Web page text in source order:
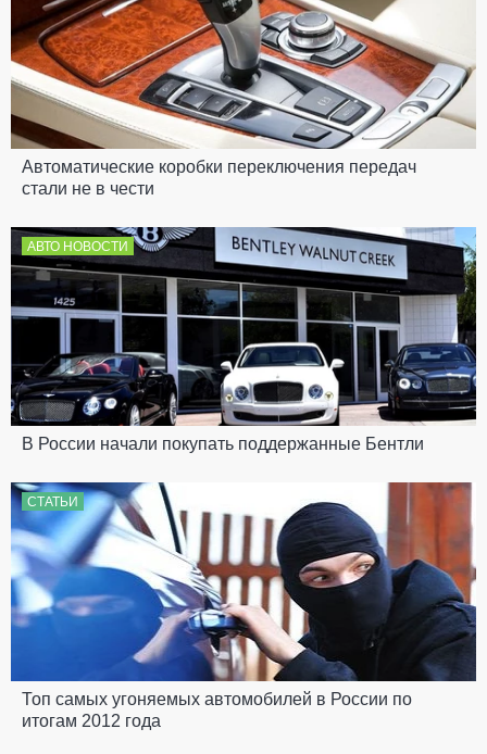
Автоматические коробки переключения передач
стали не в чести
АВТО НОВОСТИ
В России начали покупать поддержанные Бентли
СТАТЬИ
Топ самых угоняемых автомобилей в России по
итогам 2012 года